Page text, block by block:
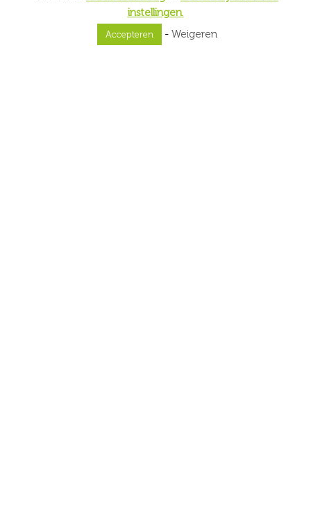
Bert en Mia zijn naar de Uitvaart
Inspiratiebeurs geweest. Petri van Otten heeft
beschreven wat ze ervan vonden...
instellingen.
Accepteren - Weigeren